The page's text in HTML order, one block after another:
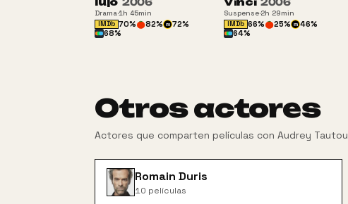
Drama·1h 45min
IMDb 70% 82% m 72%
68%
Suspense·2h 29min
IMDb 66% 25% m 46%
64%
Otros actores
Actores que comparten películas conAudrey Tautou
Romain Duris
10 películas